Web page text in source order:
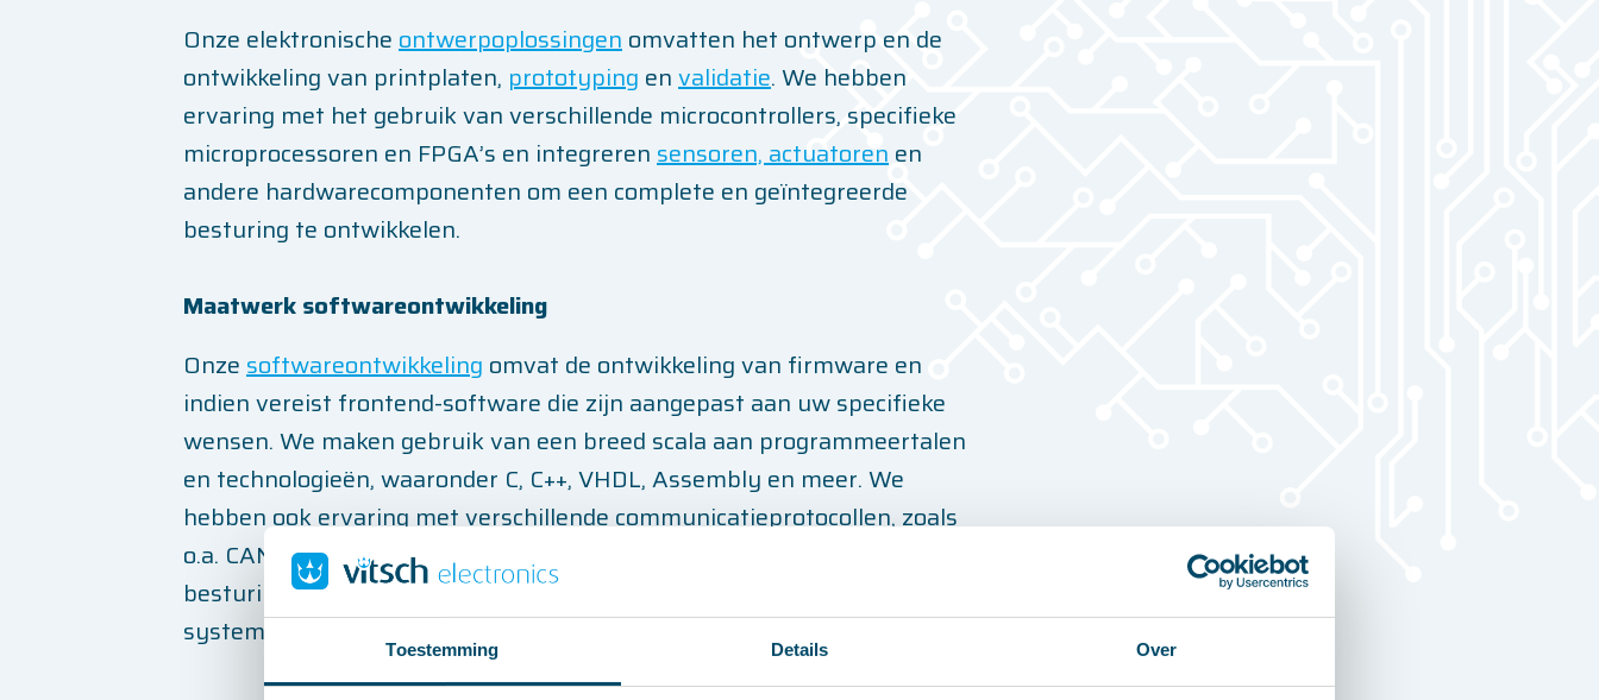
Toestemming Details Over
Onze elektronischeontwerpoplossingenomvatten het ontwerp en de
ontwikkeling van printplaten, prototyping envalidatie. We hebben
ervaring met het gebruik van verschillende microcontrollers, specifieke
microprocessoren en FPGA’s en integrerensensoren, actuatorenen
andere hardwarecomponenten om een complete en geïntegreerde
besturing te ontwikkelen.
Maatwerk softwareontwikkeling
Onzesoftwareontwikkeling omvat de ontwikkeling van firmware en
indien vereist frontend-software die zijn aangepast aan uw specifieke
wensen. We maken gebruik van een breed scala aan programmeertalen
en technologieën, waaronder C, C++, VHDL, Assembly en meer. We
hebben ook ervaring met verschillende communicatieprotocollen, zoals
o.a. CAN, I2C, SPI, USB, Ethernet en meer om ervoor te zorgen dat uw
besturing naadloos kan communiceren met andere apparaten en
systemen.